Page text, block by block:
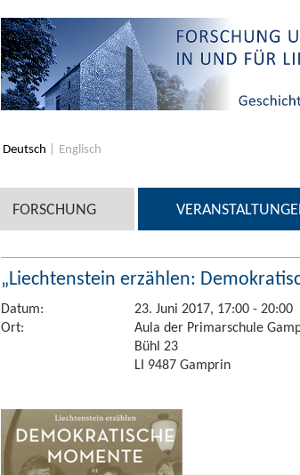
Deutsch Englisch
FORSCHUNG
„Liechtenstein erzählen:
Datum:
23. Juni 2017, 17:00 - 20:00
Ort:
Aula der Primarschule
Bühl 23
LI 9487 Gamprin